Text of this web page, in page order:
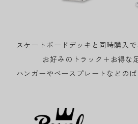
スケートボードデッキと同時購入で
お好みのトラック＋お得な
ハンガーやベースプレートなどのば